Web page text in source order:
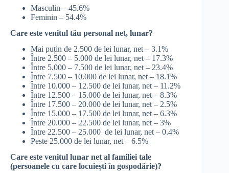
Masculin – 45.6%
Feminin – 54.4%
Care este venitul tău personal net, lunar?
Mai puțin de 2.500 de lei lunar, net – 3.1%
Între 2.500 – 5.000 de lei lunar, net – 17.3%
Între 5.000 – 7.500 de lei lunar, net – 23.4%
Între 7.500 – 10.000 de lei lunar, net – 18.1%
Între 10.000 – 12.500 de lei lunar, net – 11.2%
Între 12.500 – 15.000 de lei lunar, net – 8.3%
Între 17.500 – 20.000 de lei lunar, net – 2.5%
Între 15.000 – 17.500 de lei lunar, net – 6.3%
Între 20.000 – 22.500 de lei lunar, net – 3%
Între 22.500 – 25.000 de lei lunar, net – 0.4%
Peste 25.000 de lei lunar, net – 6.5%
Care este venitul lunar net al familiei tale
(persoanele cu care locuiești în gospodărie)?